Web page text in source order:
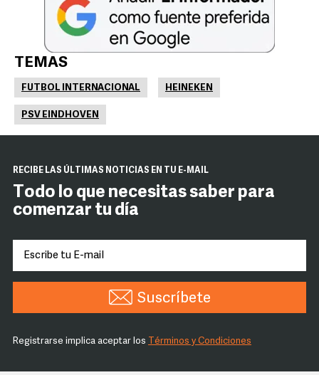
TEMAS
FUTBOL INTERNACIONAL HEINEKEN
PSV EINDHOVEN
RECIBE LAS ÚLTIMAS NOTICIAS EN TU E-MAIL
Todo lo que necesitas saber para
comenzar tu día
Suscríbete
Registrarse implica aceptar los Términos y Condiciones